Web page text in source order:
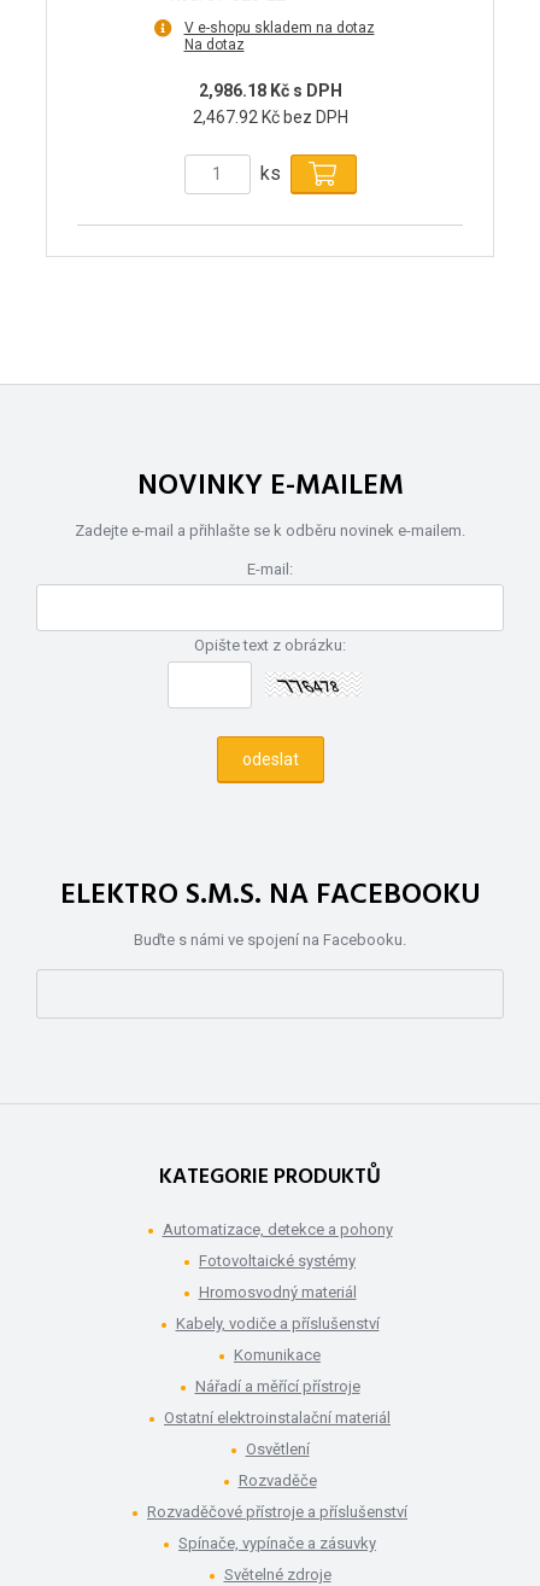
V e-shopu skladem na dotaz
Na dotaz
2,986.18 Kč s DPH
2,467.92 Kč bez DPH
ks
NOVINKY E-MAILEM
Zadejte e-mail a přihlašte se k odběru novinek e-mailem.
E-mail:
Opište text z obrázku:
ELEKTRO S.M.S. NA FACEBOOKU
Buďte s námi ve spojení na Facebooku.
KATEGORIE PRODUKTŮ
Automatizace, detekce a pohony
Fotovoltaické systémy
Hromosvodný materiál
Kabely, vodiče a příslušenství
Komunikace
Nářadí a měřící přístroje
Ostatní elektroinstalační materiál
Osvětlení
Rozvaděče
Rozvaděčové přístroje a příslušenství
Spínače, vypínače a zásuvky
Světelné zdroje